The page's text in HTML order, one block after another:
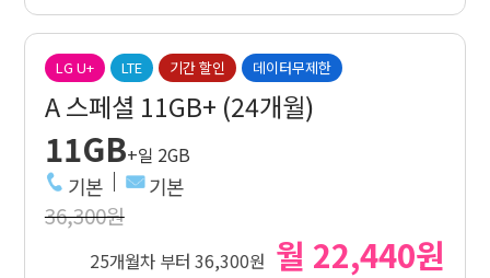
LG U+ LTE 기간 할인 데이터무제한
A 스페셜 11GB+ (24개월)
11GB+일 2GB
기본 기본
36,300원
25개월차 부터 36,300원 월 22,440원